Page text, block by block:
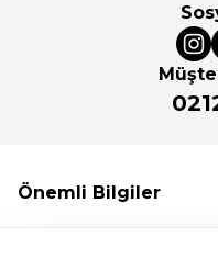
Önemli Bilgiler